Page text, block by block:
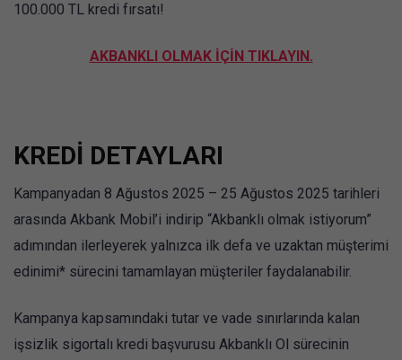
100.000 TL kredi fırsatı!
AKBANKLI OLMAK İÇİN TIKLAYIN.
KREDİ DETAYLARI
Kampanyadan 8 Ağustos 2025 – 25 Ağustos 2025 tarihleri
arasında Akbank Mobil’i indirip “Akbanklı olmak istiyorum”
adımından ilerleyerek yalnızca ilk defa ve uzaktan müşterimi
edinimi* sürecini tamamlayan müşteriler faydalanabilir.
Kampanya kapsamındaki tutar ve vade sınırlarında kalan
işsizlik sigortalı kredi başvurusu Akbanklı Ol sürecinin